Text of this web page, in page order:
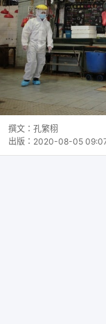
撰文： 孔繁栩
出版： 2020-08-05